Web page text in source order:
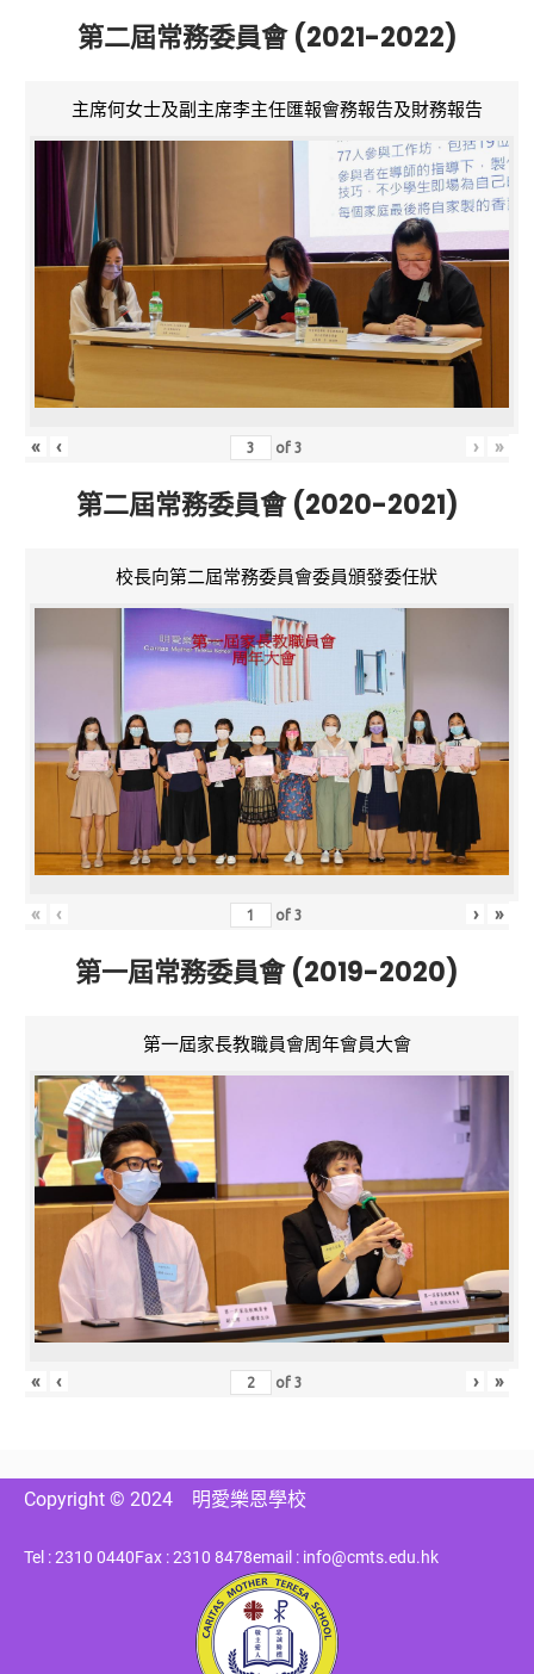
第二屆常務委員會 (2021-2022)
主席何女士及副主席李主任匯報會務報告及財務報告
« ‹ of3 › »
第二屆常務委員會 (2020-2021)
校長向第二屆常務委員會委員頒發委任狀
« ‹ of3 › »
第一屆常務委員會 (2019-2020)
第一屆家長教職員會周年會員大會
« ‹ of3 › »
Copyright © 2024 明愛樂恩學校
Tel : 2310 0440Fax : 2310 8478email : info@cmts.edu.hk